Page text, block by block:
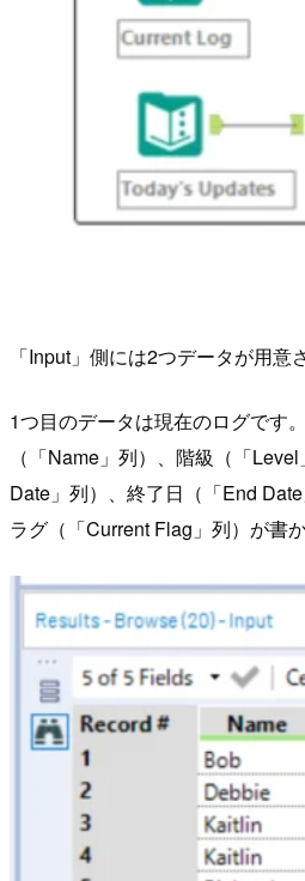
「Input」側には2つデータが用意
1つ目のデータは現在のログです
（「Name」列）、階級（「
Date」列）、終了日（「End
ラグ（「Current Flag」列）が書